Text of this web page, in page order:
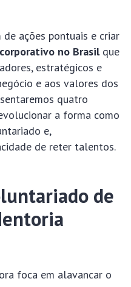
ações pontuais e criar
no Brasilque
estratégicos e
e aos valores dos
quatro
a forma como
e,
de reter talentos.
de
foca em alavancar o